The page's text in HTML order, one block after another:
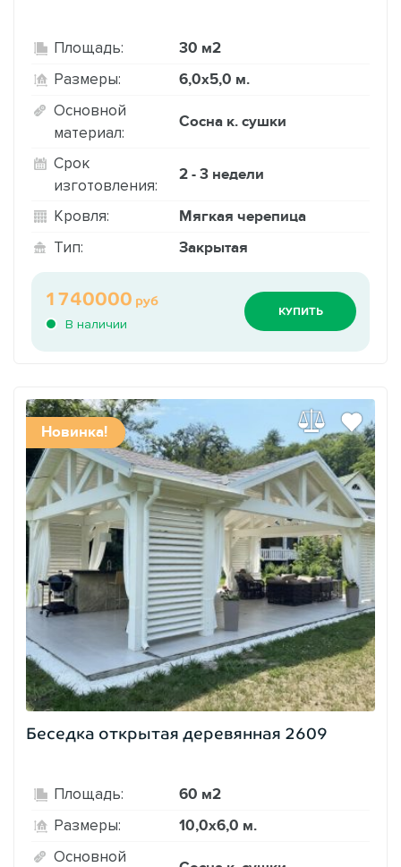
Площадь: 30 м2
Размеры: 6,0х5,0 м.
Основной
материал:
Сосна к. сушки
Срок
изготовления:
2 - 3 недели
Кровля: Мягкая черепица
Тип: Закрытая
В наличии
1740000 руб
КУПИТЬ
Новинка!
Беседка открытая деревянная 2609
Площадь: 60 м2
Размеры: 10,0х6,0 м.
Основной